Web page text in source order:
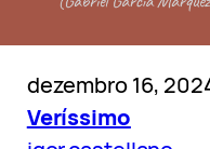
dezembro 16,
Veríssimo